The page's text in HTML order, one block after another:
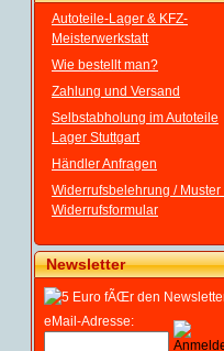
Autoteile-Lager & KFZ-
Meisterwerkstatt
Wie bestellt man?
Zahlung und Versand
Selbstabholung im Autoteile
Lager Stuttgart
Händler Anfragen
Widerrufsbelehrung / Muster
Widerrufsformular
Newsletter
eMail-Adresse: